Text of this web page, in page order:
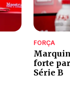
FORÇA
forte
Série B